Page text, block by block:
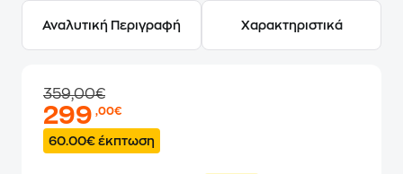
Αναλυτική Περιγραφή Χαρακτηριστικά
359,00€
299,00€
60.00€ έκπτωση